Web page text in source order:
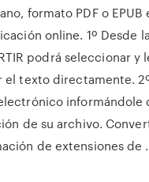
formato PDF o EPUB
online. 1º Desde
podrá seleccionar y
el texto directamente.
informándole
de su archivo.
de extensiones de